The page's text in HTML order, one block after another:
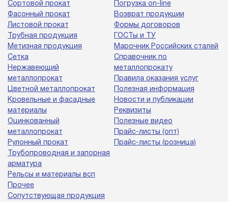
Сортовой прокат
Фасонный прокат
Листовой прокат
Трубная продукция
Метизная продукция
Сетка
Нержавеющий
металлопрокат
Цветной металлопрокат
Кровельные и фасадные
материалы
Оцинкованный
металлопрокат
Рулонный прокат
Трубопроводная и запорная
арматура
Рельсы и материалы всп
Прочее
Сопутствующая продукция
Погрузка on-line
Возврат продукции
Формы договоров
ГОСТы и ТУ
Марочник Российских сталей
Справочник по
металлопрокату
Правила оказания услуг
Полезная информация
Новости и публикации
Реквизиты
Полезные видео
Прайс-листы (опт)
Прайс-листы (розница)